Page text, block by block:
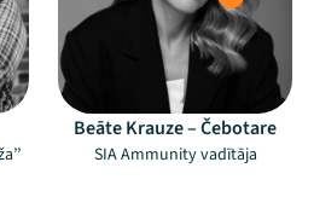
Beāte Krauze – Čebotare
SIA Ammunity vadītāja